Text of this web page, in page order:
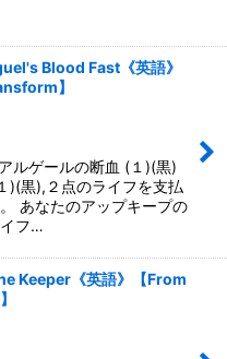
Blood Fast《英語》
】
ルゲールの断血 (１)(黒)
)(黒),２点のライフを支払
あなたのアップキープの
フ…
Keeper《英語》【From